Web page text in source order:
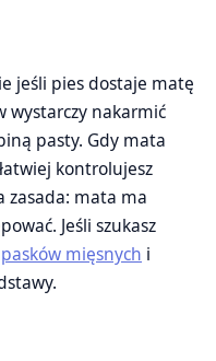
jeśli pies dostaje matę
wystarczy nakarmić
pasty. Gdy mata
kontrolujesz
zasada: mata ma
Jeśli szukasz
pasków mięsnych i